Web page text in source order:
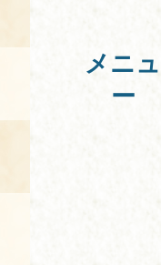
メニュ
ー